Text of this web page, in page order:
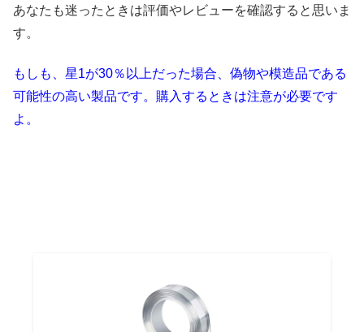
あなたも迷ったときは評価やレビューを確認すると思いま
す。
もしも、星1が30％以上だった場合、偽物や模造品である
可能性の高い製品です。購入するときは注意が必要です
よ。